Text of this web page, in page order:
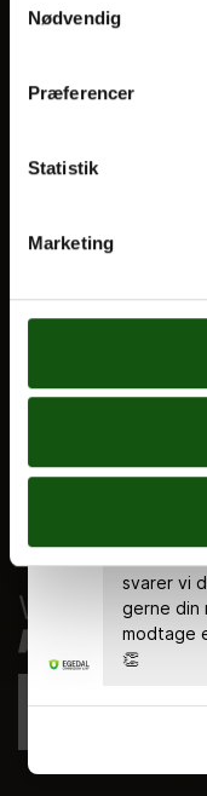
Nødvendig
Præferencer
Statistik
Marketing
STX
Alle fag og valgfag
E.G. Historisk
Cookiepolitik
Whistleblowerservice
Chatten
svarer vi
gerne din
modtage
👏